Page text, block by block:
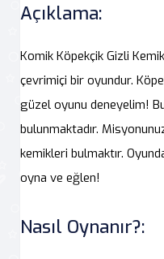
Açıklama:
Komik Köpekçik Gizli
çevrimiçi bir oyundur.
güzel oyunu deneyelim!
bulunmaktadır.
kemikleri bulmaktır.
oyna ve eğlen!
Nasıl Oynanır?: